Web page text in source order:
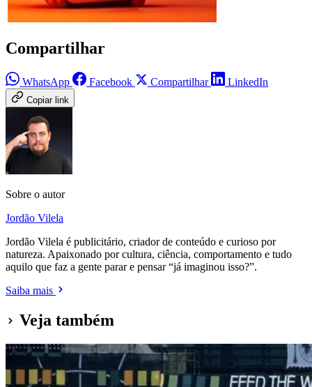
Compartilhar
WhatsApp Facebook Compartilhar LinkedIn
Copiar link
Sobre o autor
Jordão Vilela
Jordão Vilela é publicitário, criador de conteúdo e curioso por
natureza. Apaixonado por cultura, ciência, comportamento e tudo
aquilo que faz a gente parar e pensar “já imaginou isso?”.
Saiba mais
Veja também